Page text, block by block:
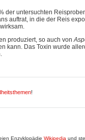
der untersuchten
auftrat, in die der Reis
produziert, so auch von
kann. Das Toxin wurde
!
Enzyklopädie Wikipedia und